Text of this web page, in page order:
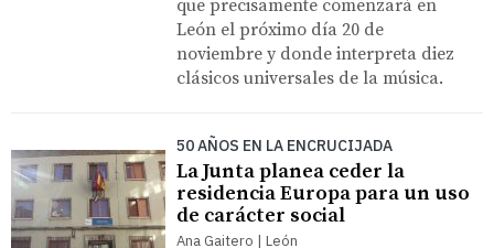
que precisamente comenzará en
León el próximo día 20 de
noviembre y donde interpreta diez
clásicos universales de la música.
50 AÑOS EN LA ENCRUCIJADA
La Junta planea ceder la
residencia Europa para un uso
de carácter social
Ana Gaitero | León